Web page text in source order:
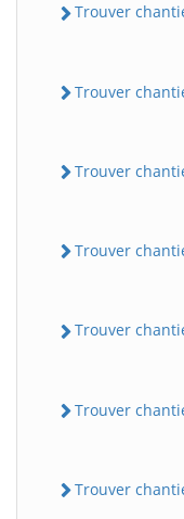
Trouver
Trouver
Trouver
Trouver
Trouver
Trouver
Trouver